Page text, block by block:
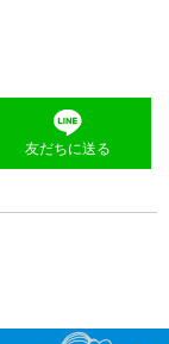
友だちに送る